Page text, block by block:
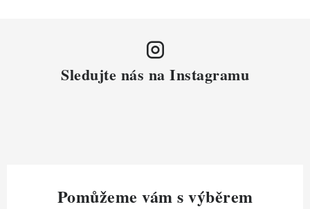
Sledujte nás na Instagramu
Pomůžeme vám s výběrem